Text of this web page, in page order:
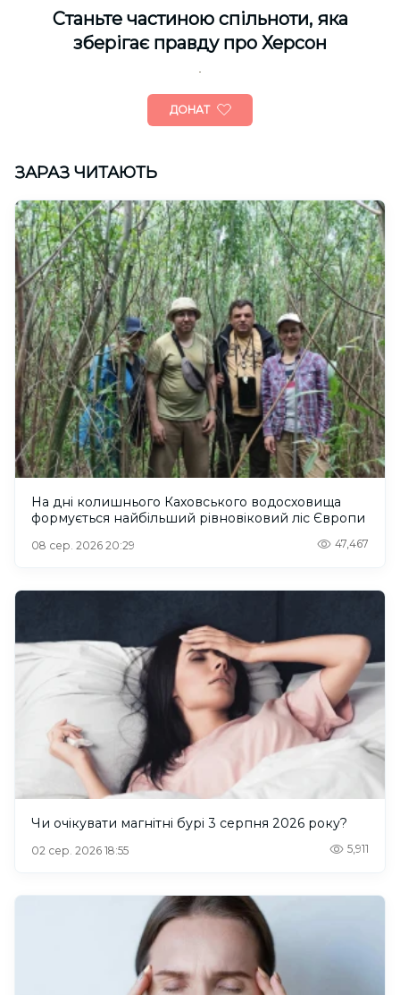
Cтаньте частиною спільноти, яка
зберігає правду про Херсон
ДОНАТ
ЗАРАЗ ЧИТАЮТЬ
На дні колишнього Каховського водосховища
формується найбільший рівновіковий ліс Європи
08 сер. 2026 20:29 47,467
Чи очікувати магнітні бурі 3 серпня 2026 року?
02 сер. 2026 18:55 5,911